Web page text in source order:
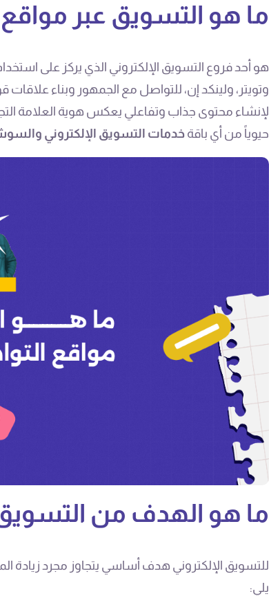
ما هو التسويق عبر مواقع
هو أحد فروع التسويق الإلكتروني الذي يركز على
وتويتر، ولينكد إن، للتواصل مع الجمهور وبناء
لإنشاء محتوى جذاب وتفاعلي يعكس هوية العلامة
حيوياً من أي باقة خدمات التسويق الإلكتروني
ما هو الهدف من التسويق
للتسويق الإلكتروني هدف أساسي يتجاوز مجرد زيادة
يلي: